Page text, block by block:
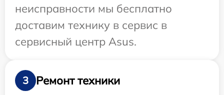
неисправности мы бесплатно
доставим технику в сервис в
сервисный центр Asus.
3 Ремонт техники